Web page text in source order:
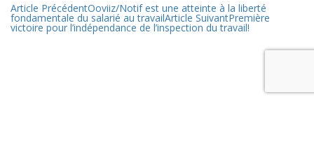
Article PrécédentOoviiz/Notif est une atteinte à la liberté
fondamentale du salarié au travailArticle SuivantPremière
victoire pour l’indépendance de l’inspection du travail!